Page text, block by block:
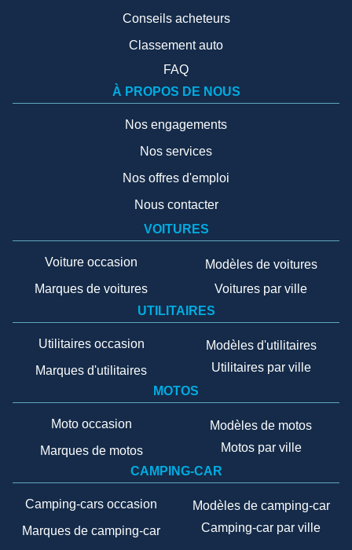
Conseils acheteurs
Classement auto
FAQ
À PROPOS DE NOUS
Nos engagements
Nos services
Nos offres d'emploi
Nous contacter
VOITURES
Voiture occasion
Marques de voitures
Modèles de voitures
Voitures par ville
UTILITAIRES
Utilitaires occasion
Marques d'utilitaires
Modèles d'utilitaires
Utilitaires par ville
MOTOS
Moto occasion
Marques de motos
Modèles de motos
Motos par ville
CAMPING-CAR
Camping-cars occasion
Marques de camping-car
Modèles de camping-car
Camping-car par ville